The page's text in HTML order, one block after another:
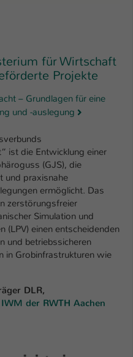
für Wirtschaft
Projekte
– Grundlagen für eine
und -auslegung
ist die Entwicklung einer
(GJS), die
und praxisnahe
ermöglicht. Das
zerstörungsfreier
Simulation und
(LPV) einen entscheidenden
und betriebssicheren
in Grobinfrastrukturen wie
DLR,
IWM der RWTH Aachen